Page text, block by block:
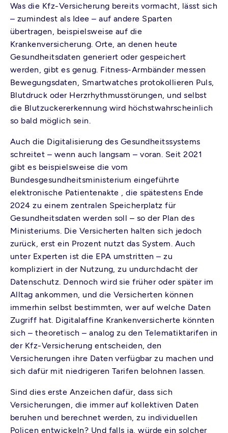
Was die Kfz-Versicherung bereits vormacht, lässt sich
– zumindest als Idee – auf andere Sparten
übertragen, beispielsweise auf die
Krankenversicherung. Orte, an denen heute
Gesundheitsdaten generiert oder gespeichert
werden, gibt es genug. Fitness-Armbänder messen
Bewegungsdaten, Smartwatches protokollieren Puls,
Blutdruck oder Herzrhythmusstörungen, und selbst
die Blutzuckererkennung wird höchstwahrscheinlich
so bald möglich sein.
Auch die Digitalisierung des Gesundheitssystems
schreitet – wenn auch langsam – voran. Seit 2021
gibt es beispielsweise die vom
Bundesgesundheitsministerium eingeführte
elektronische Patientenakte , die spätestens Ende
2024 zu einem zentralen Speicherplatz für
Gesundheitsdaten werden soll – so der Plan des
Ministeriums. Die Versicherten halten sich jedoch
zurück, erst ein Prozent nutzt das System. Auch
unter Experten ist die EPA umstritten – zu
kompliziert in der Nutzung, zu undurchdacht der
Datenschutz. Dennoch wird sie früher oder später im
Alltag ankommen, und die Versicherten können
immerhin selbst bestimmten, wer auf welche Daten
Zugriff hat. Digitalaffine Krankenversicherte könnten
sich – theoretisch – analog zu den Telematiktarifen in
der Kfz-Versicherung entscheiden, den
Versicherungen ihre Daten verfügbar zu machen und
sich dafür mit niedrigeren Tarifen belohnen lassen.
Sind dies erste Anzeichen dafür, dass sich
Versicherungen, die immer auf kollektiven Daten
beruhen und berechnet werden, zu individuellen
Policen entwickeln? Und falls ja, würde ein solcher